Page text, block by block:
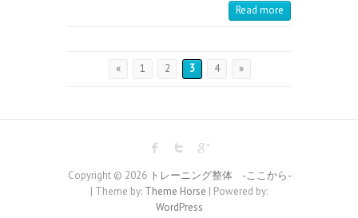
Read more
« 1 2 3 4 »
Copyright © 2026 トレーニング整体 -ここから-
| Theme by: Theme Horse | Powered by:
WordPress